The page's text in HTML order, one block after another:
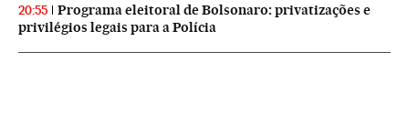
20:55
Programa eleitoral de Bolsonaro: privatizações e
privilégios legais para a Polícia